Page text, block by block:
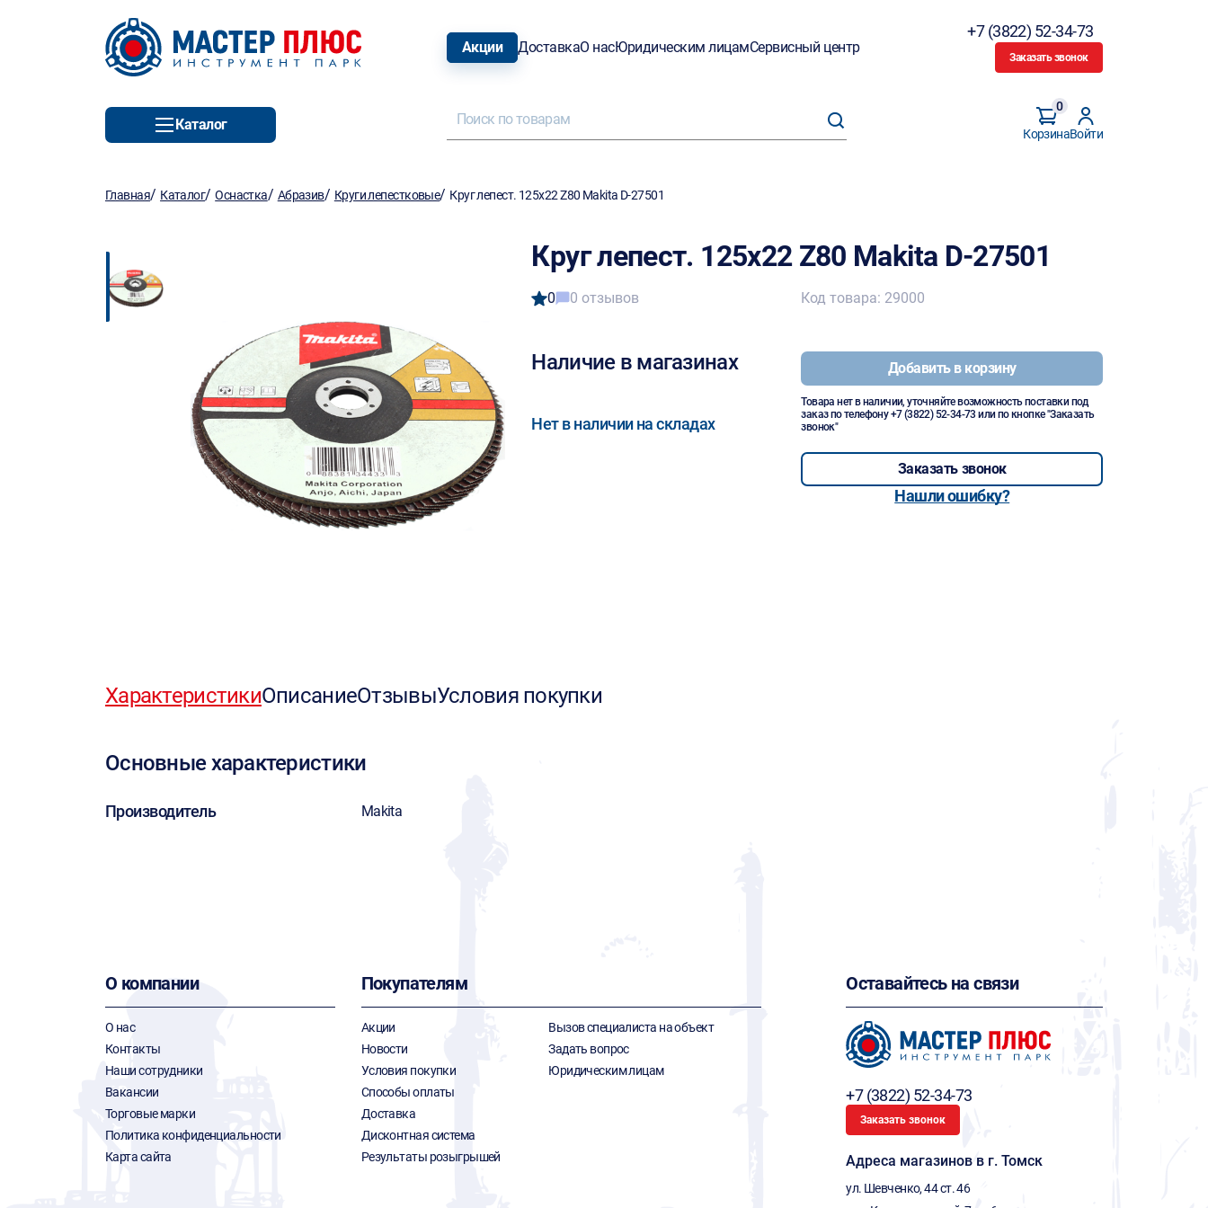
Акции ДоставкаО насЮридическим лицамСервисный центр
+7 (3822) 52-34-73
Заказать звонок
Каталог
Корзина
0
Войти
Главная/ Каталог/Оснастка/ Абразив/ Круги лепестковые/ Круг лепест. 125х22 Z80 Makita D-27501
Круг лепест. 125х22 Z80 Makita D-27501
0 0 отзывов
Наличие в магазинах
Нет в наличии на складах
Код товара: 29000
Добавить в корзину
Товара нет в наличии, уточняйте возможность поставки под
заказ по телефону+7 (3822) 52-34-73 или по кнопке "Заказать
звонок"
Заказать звонок
Нашли ошибку?
ХарактеристикиОписаниеОтзывыУсловия покупки
Основные характеристики
Производитель Makita
О компании
О нас
Контакты
Наши сотрудники
Вакансии
Торговые марки
Политика конфиденциальности
Карта сайта
Покупателям
Акции
Новости
Условия покупки
Способы оплаты
Доставка
Дисконтная система
Результаты розыгрышей
Вызов специалиста на объект
Задать вопрос
Юридическим лицам
Оставайтесь на связи
+7 (3822) 52-34-73
Заказать звонок
Адреса магазинов в г. Томск
ул. Шевченко, 44 ст. 46